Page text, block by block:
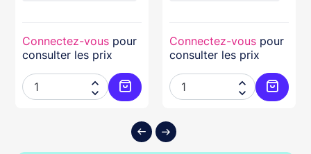
au panier
Connectez-vous pour
consulter les prix


Ajouter au panier
Connectez-vous pour
consulter les prix

